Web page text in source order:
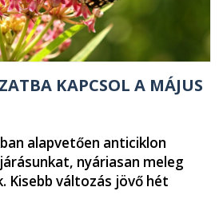
KAPCSOL A MÁJUS
alapvetően anticiklon
nyáriasan meleg
Kisebb változás jövő hét